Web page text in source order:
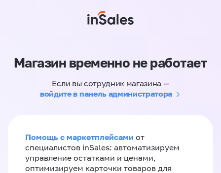
Магазин временно не работает
Если вы сотрудник магазина —
войдите в панель администратора
Помощь с маркетплейсами от
специалистов inSales: автоматизируем
управление остатками и ценами,
оптимизируем карточки товаров для